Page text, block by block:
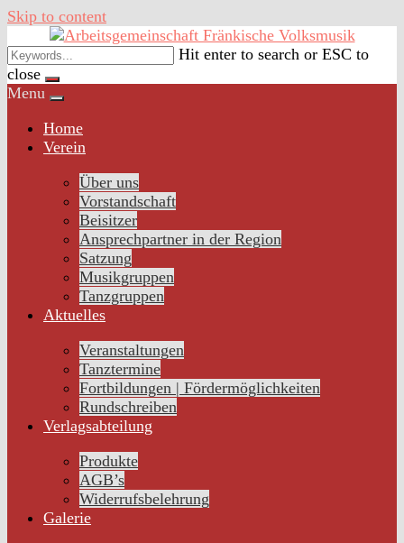
Skip to content
Hit enter to search or ESC to
close
Menu
Home
Verein
Über uns
Vorstandschaft
Beisitzer
Ansprechpartner in der Region
Satzung
Musikgruppen
Tanzgruppen
Aktuelles
Veranstaltungen
Tanztermine
Fortbildungen | Fördermöglichkeiten
Rundschreiben
Verlagsabteilung
Produkte
AGB’s
Widerrufsbelehrung
Galerie